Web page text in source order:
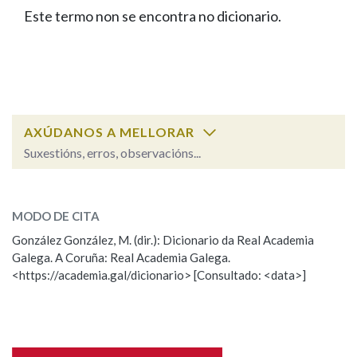
FIGURAS HOMENAXEADAS
PORTAL DAS PALABRAS
Facebook
TwitterYoutubeInstagram
Bluesky
BUSCAR NOS LEMAS
Remata por
BUSCAR NO CONTIDO
Nas definicións
Este termo non se encontra no dicionario.
AXÚDANOS A MELLORAR
Suxestións, erros, observacións...
Observación
Nome
MODO DE CITA
González González, M. (dir.): Dicionario da Real Academia
Galega. A Coruña: Real Academia Galega.
<https://academia.gal/dicionario> [Consultado: <data>]